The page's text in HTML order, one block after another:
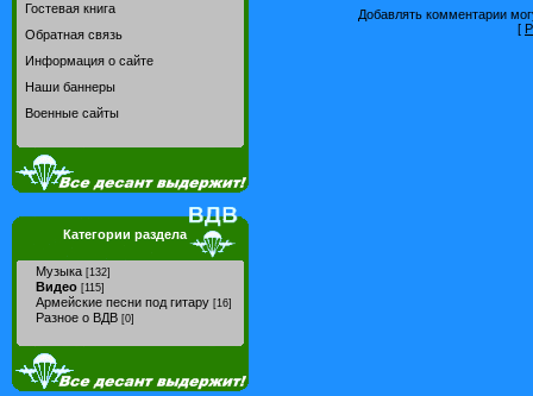
Гостевая книга
Обратная связь
Информация о сайте
Наши баннеры
Военные сайты
Категории раздела
Музыка [132]
Видео [115]
Армейские песни под гитару [16]
Разное о ВДВ [0]
Добавлять комментарии
[